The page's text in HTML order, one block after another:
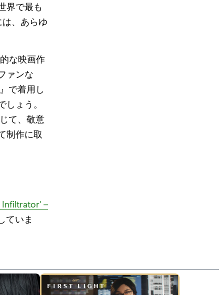
界で最も
、あらゆ
な映画作
ァンな
で着用し
ょう。
て、敬意
制作に取
Infiltrator’ –
ていま